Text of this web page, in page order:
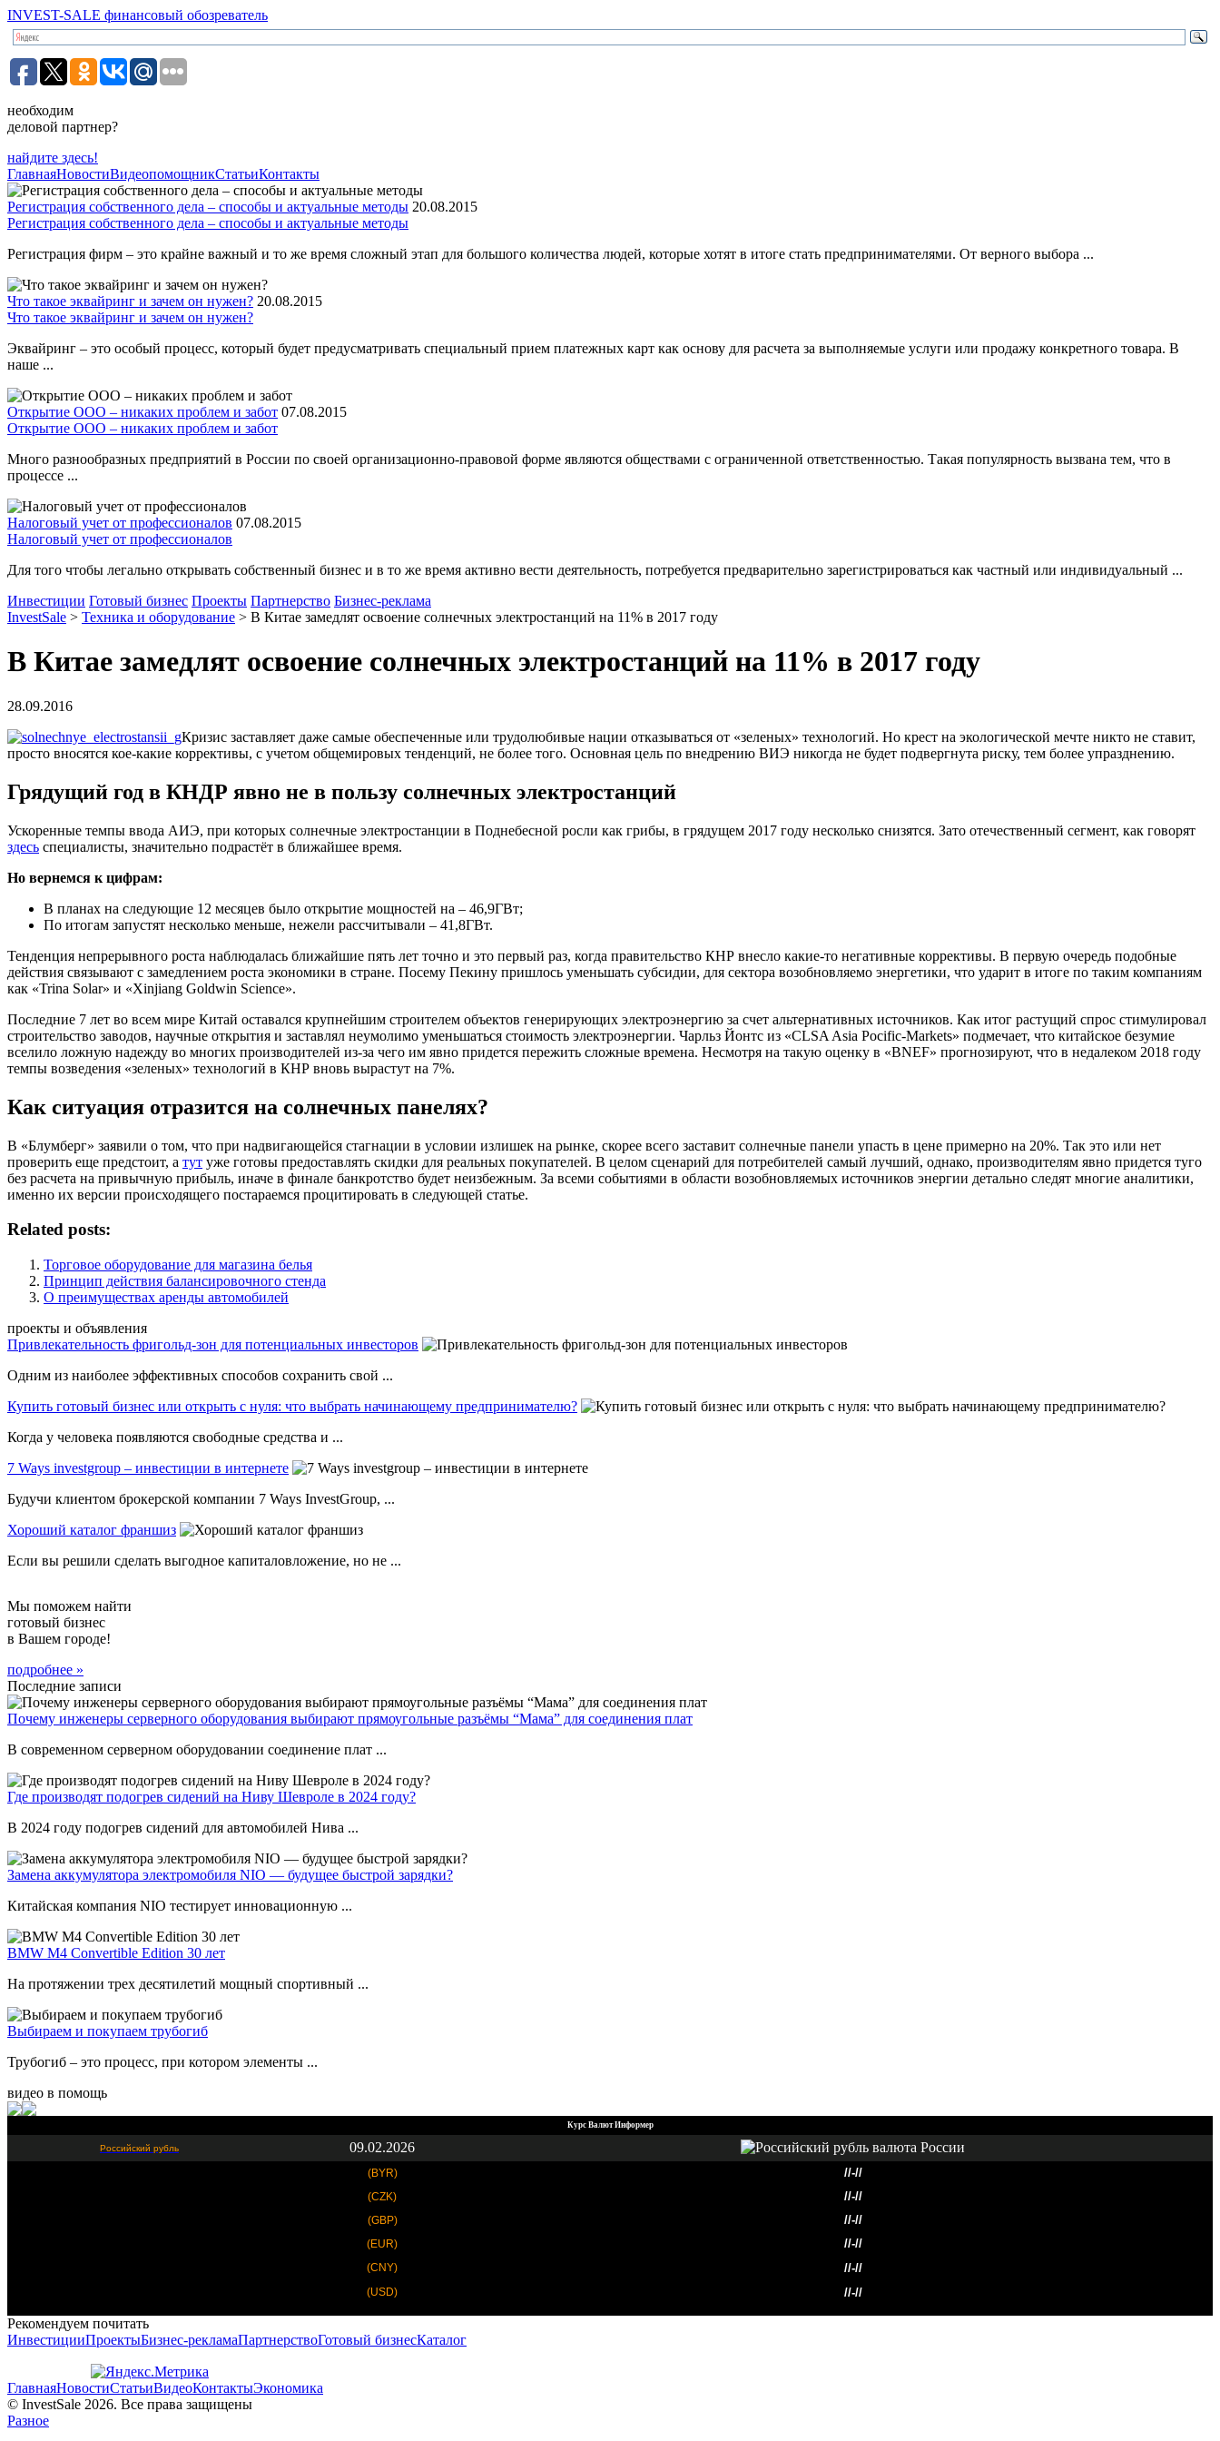
INVEST-SALE финансовый обозреватель
необходим
деловой партнер?
найдите здесь!
ГлавнаяНовостиВидеопомощникСтатьиКонтакты
Регистрация собственного дела – способы и актуальные методы 20.08.2015
Регистрация собственного дела – способы и актуальные методы
Регистрация фирм – это крайне важный и то же время сложный этап для большого количества людей, которые хотят в итоге стать предпринимателями. От верного выбора ...
Что такое эквайринг и зачем он нужен? 20.08.2015
Что такое эквайринг и зачем он нужен?
Эквайринг – это особый процесс, который будет предусматривать специальный прием платежных карт как основу для расчета за выполняемые услуги или продажу конкретного товара. В
наше ...
Открытие ООО – никаких проблем и забот 07.08.2015
Открытие ООО – никаких проблем и забот
Много разнообразных предприятий в России по своей организационно-правовой форме являются обществами с ограниченной ответственностью. Такая популярность вызвана тем, что в
процессе ...
Налоговый учет от профессионалов 07.08.2015
Налоговый учет от профессионалов
Для того чтобы легально открывать собственный бизнес и в то же время активно вести деятельность, потребуется предварительно зарегистрироваться как частный или индивидуальный ...
Инвестиции Готовый бизнес Проекты Партнерство Бизнес-реклама
InvestSale > Техника и оборудование > В Китае замедлят освоение солнечных электростанций на 11% в 2017 году
В Китае замедлят освоение солнечных электростанций на 11% в 2017 году
28.09.2016
Кризис заставляет даже самые обеспеченные или трудолюбивые нации отказываться от «зеленых» технологий. Но крест на экологической мечте никто не ставит,
просто вносятся кое-какие коррективы, с учетом общемировых тенденций, не более того. Основная цель по внедрению ВИЭ никогда не будет подвергнута риску, тем более упразднению.
Грядущий год в КНДР явно не в пользу солнечных электростанций
Ускоренные темпы ввода АИЭ, при которых солнечные электростанции в Поднебесной росли как грибы, в грядущем 2017 году несколько снизятся. Зато отечественный сегмент, как говорят
здесь специалисты, значительно подрастёт в ближайшее время.
Но вернемся к цифрам:
В планах на следующие 12 месяцев было открытие мощностей на – 46,9ГВт;
По итогам запустят несколько меньше, нежели рассчитывали – 41,8ГВт.
Тенденция непрерывного роста наблюдалась ближайшие пять лет точно и это первый раз, когда правительство КНР внесло какие-то негативные коррективы. В первую очередь подобные
действия связывают с замедлением роста экономики в стране. Посему Пекину пришлось уменьшать субсидии, для сектора возобновляемо энергетики, что ударит в итоге по таким компаниям
как «Trina Solar» и «Xinjiang Goldwin Science».
Последние 7 лет во всем мире Китай оставался крупнейшим строителем объектов генерирующих электроэнергию за счет альтернативных источников. Как итог растущий спрос стимулировал
строительство заводов, научные открытия и заставлял неумолимо уменьшаться стоимость электроэнергии. Чарльз Йонтс из «CLSA Asia Pocific-Markets» подмечает, что китайское безумие
вселило ложную надежду во многих производителей из-за чего им явно придется пережить сложные времена. Несмотря на такую оценку в «BNEF» прогнозируют, что в недалеком 2018 году
темпы возведения «зеленых» технологий в КНР вновь вырастут на 7%.
Как ситуация отразится на солнечных панелях?
В «Блумберг» заявили о том, что при надвигающейся стагнации в условии излишек на рынке, скорее всего заставит солнечные панели упасть в цене примерно на 20%. Так это или нет
проверить еще предстоит, а тут уже готовы предоставлять скидки для реальных покупателей. В целом сценарий для потребителей самый лучший, однако, производителям явно придется туго
без расчета на привычную прибыль, иначе в финале банкротство будет неизбежным. За всеми событиями в области возобновляемых источников энергии детально следят многие аналитики,
именно их версии происходящего постараемся процитировать в следующей статье.
Related posts:
Торговое оборудование для магазина белья
Принцип действия балансировочного стенда
О преимуществах аренды автомобилей
проекты и объявления
Привлекательность фригольд-зон для потенциальных инвесторов
Одним из наиболее эффективных способов сохранить свой ...
Купить готовый бизнес или открыть с нуля: что выбрать начинающему предпринимателю?
Когда у человека появляются свободные средства и ...
7 Ways investgroup – инвестиции в интернете
Будучи клиентом брокерской компании 7 Ways InvestGroup, ...
Хороший каталог франшиз
Если вы решили сделать выгодное капиталовложение, но не ...
Мы поможем найти
готовый бизнес
в Вашем городе!
подробнее »
Последние записи
Почему инженеры серверного оборудования выбирают прямоугольные разъёмы “Мама” для соединения плат
В современном серверном оборудовании соединение плат ...
Где производят подогрев сидений на Ниву Шевроле в 2024 году?
В 2024 году подогрев сидений для автомобилей Нива ...
Замена аккумулятора электромобиля NIO — будущее быстрой зарядки?
Китайская компания NIO тестирует инновационную ...
BMW M4 Convertible Edition 30 лет
На протяжении трех десятилетий мощный спортивный ...
Выбираем и покупаем трубогиб
Трубогиб – это процесс, при котором элементы ...
видео в помощь
Курс Валют Информер
Российский рубль 09.02.2026
(BYR) //-//
(CZK) //-//
(GBP) //-//
(EUR) //-//
(CNY) //-//
(USD) //-//
Рекомендуем почитать
ИнвестицииПроектыБизнес-рекламаПартнерствоГотовый бизнесКаталог
ГлавнаяНовостиСтатьиВидеоКонтактыЭкономика
© InvestSale 2026. Все права защищены
Разное